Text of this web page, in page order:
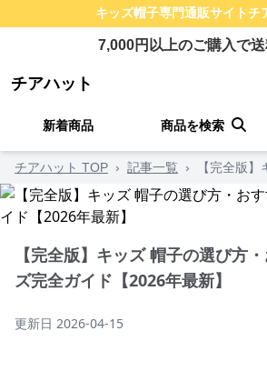
キッズ帽子専門通販サイトチ
7,000円以上のご購入で
チアハット
新着商品 商品を検索
チアハット TOP › 記事一覧 › 【完全版
【完全版】キッズ 帽子の選び方
ズ完全ガイド【2026年最新】
更新日 2026-04-15